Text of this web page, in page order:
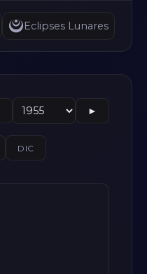
Eclipses Lunares
►
DIC